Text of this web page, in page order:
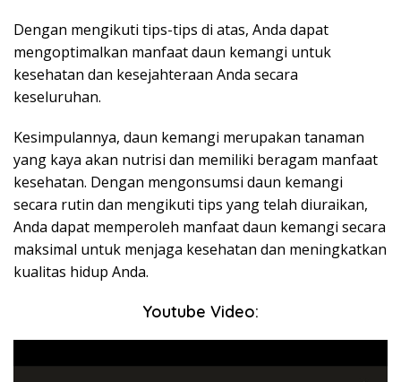
Dengan mengikuti tips-tips di atas, Anda dapat
mengoptimalkan manfaat daun kemangi untuk
kesehatan dan kesejahteraan Anda secara
keseluruhan.
Kesimpulannya, daun kemangi merupakan tanaman
yang kaya akan nutrisi dan memiliki beragam manfaat
kesehatan. Dengan mengonsumsi daun kemangi
secara rutin dan mengikuti tips yang telah diuraikan,
Anda dapat memperoleh manfaat daun kemangi secara
maksimal untuk menjaga kesehatan dan meningkatkan
kualitas hidup Anda.
Youtube Video: